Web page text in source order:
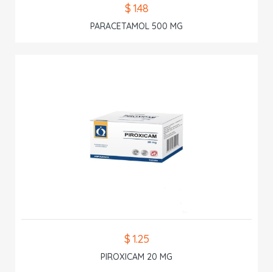
$ 1.48
PARACETAMOL 500 MG
$ 1.25
PIROXICAM 20 MG